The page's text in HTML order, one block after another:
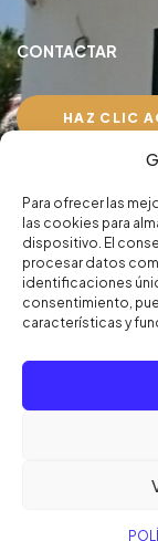
Para ofrecer las
las cookies para
dispositivo. El
procesar datos
identificaciones
consentimiento,
características y
CONTACTAR
HAZ CLIC
Política de